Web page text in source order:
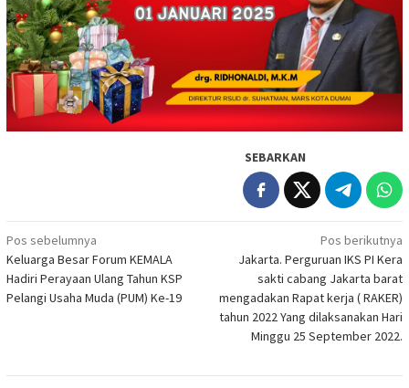
SEBARKAN
Navigasi
pos
Pos sebelumnya
Keluarga Besar Forum KEMALA
Hadiri Perayaan Ulang Tahun KSP
Pelangi Usaha Muda (PUM) Ke-19
Pos berikutnya
Jakarta. Perguruan IKS PI Kera
sakti cabang Jakarta barat
mengadakan Rapat kerja ( RAKER)
tahun 2022 Yang dilaksanakan Hari
Minggu 25 September 2022.